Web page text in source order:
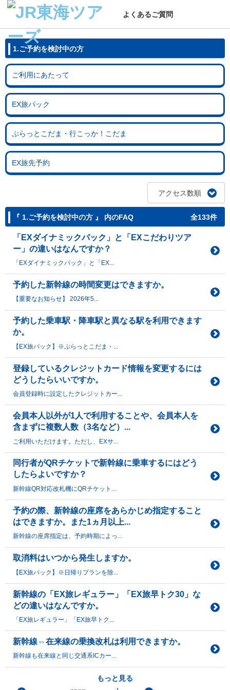
よくあるご質問
1.ご予約を検討中の方
ご利用にあたって
EX旅パック
ぷらっとこだま・行こっか！こだま
EX旅先予約
アクセス数順
『 1.ご予約を検討中の方 』 内のFAQ 全133件
「EXダイナミックパック」と「EXこだわりツア
ー」の違いはなんですか？
「EXダイナミックパック」と「EX...
予約した新幹線の時間変更はできますか。
【重要なお知らせ】 2026年5...
予約した乗車駅・降車駅と異なる駅を利用できます
か。
【EX旅パック】※ぷらっとこだま・...
登録しているクレジットカード情報を変更するには
どうしたらいいですか。
会員登録時に設定したクレジットカー...
会員本人以外が1人で利用することや、会員本人を
含まずに複数人数（3名など）...
ご利用いただけます。ただし、EXサ...
同行者がQRチケットで新幹線に乗車するにはどう
したらよいですか？
新幹線QR対応改札機にQRチケット...
予約の際、新幹線の座席をあらかじめ指定すること
はできますか。また1ヵ月以上...
新幹線の座席指定は、予約時期によっ...
取消料はいつから発生しますか。
【EX旅パック】※日帰りプランを除...
新幹線の「EX旅レギュラー」「EX旅早トク30」な
どの違いはなんですか。
「EX旅レギュラー」「EX旅早トク...
新幹線⇔在来線の乗換改札は利用できますか。
新幹線も在来線と同じ交通系ICカー...
もっと見る